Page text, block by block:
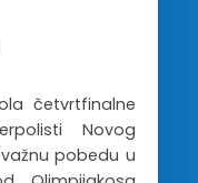
četvrtfinalne
Novog
pobedu u